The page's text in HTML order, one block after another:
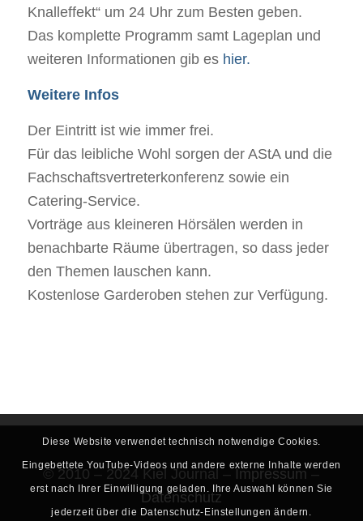
Knalleffekt“ um 24 Uhr zum Besten geben.
Das komplette Programm samt Lageplan und
weiteren Informationen gib es hier.
Weitere Infos
Der Eintritt ist wie immer frei.
Für das leibliche Wohl sorgen der AStA und die
Fachschaftsvertreterkonferenz sowie ein
Catering-Service.
Vorträge aus kleineren Hörsälen werden in
benachbarte Räume übertragen, so dass jeder
den Themen lauschen kann.
Kostenlose Garderoben stehen zur Verfügung.
© 2010 – 2024 Kiel Journal –Impressum–
Datenschutz
Diese Website verwendet technisch notwendige Cookies.
Eingebettete YouTube-Videos und andere externe Inhalte werden
erst nach Ihrer Einwilligung geladen. Ihre Auswahl können Sie
jederzeit über die Datenschutz-Einstellungen ändern.